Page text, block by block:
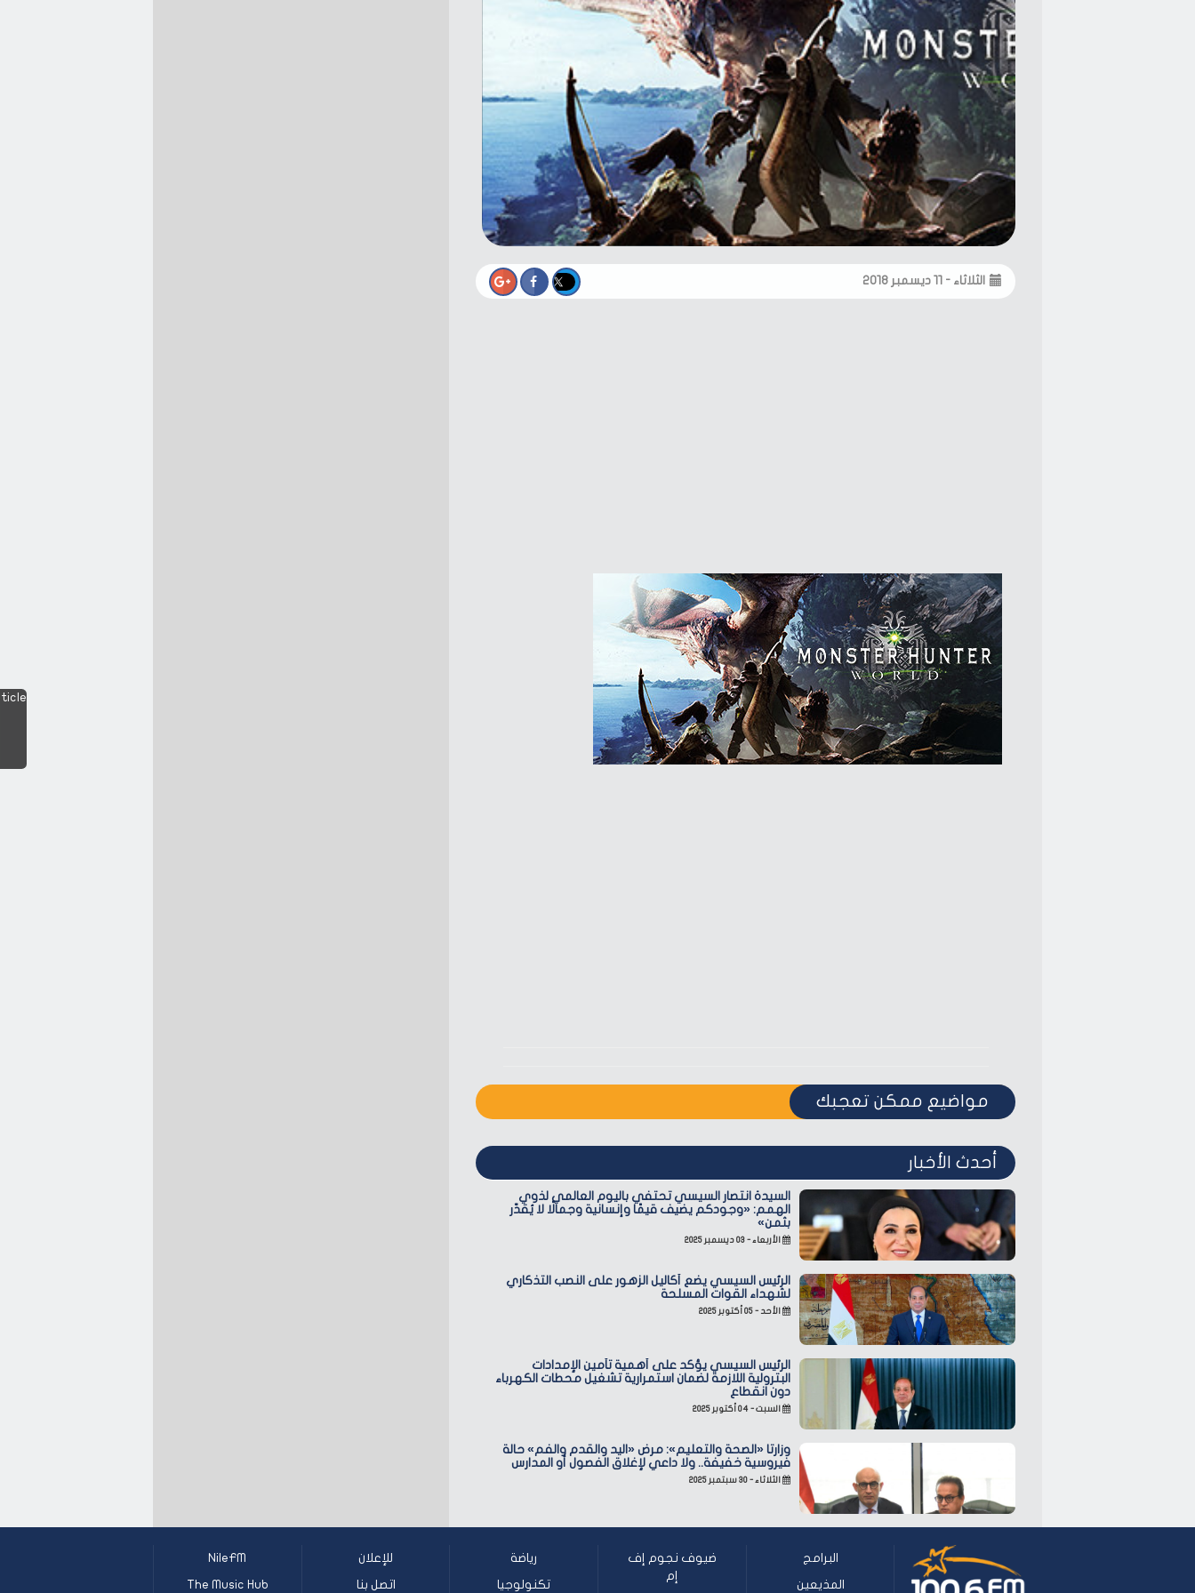
الثلاثاء - ١١ ديسمبر ٢٠١٨
مواضيع ممكن تعجبك
أحدث الأخبار
السيدة انتصار السيسي تحتفي باليوم العالمي لذوي
الهمم: «وجودكم يضيف قيمًا وإنسانية وجمالًا لا يُقدّر
بثمن»
الأربعاء - ٠٣ ديسمبر ٢٠٢٥
الرئيس السيسي يضع أكاليل الزهور على النصب التذكاري
لشهداء القوات المسلحة
الأحد - ٠٥ أكتوبر ٢٠٢٥
الرئيس السيسي يؤكد على أهمية تأمين الإمدادات
البترولية اللازمة لضمان استمرارية تشغيل محطات الكهرباء
دون انقطاع
السبت - ٠٤ أكتوبر ٢٠٢٥
وزارتا «الصحة والتعليم»: مرض «اليد والقدم والفم» حالة
فيروسية خفيفة.. ولا داعي لإغلاق الفصول أو المدارس
الثلاثاء - ٣٠ سبتمبر ٢٠٢٥
البرامج
المذيعين
ضيوف نجوم إف
إم
رياضة
تكنولوجيا
للإعلان
اتصل بنا
NileFM
The Music Hub